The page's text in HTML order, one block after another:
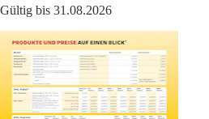
Gültig bis 31.08.2026